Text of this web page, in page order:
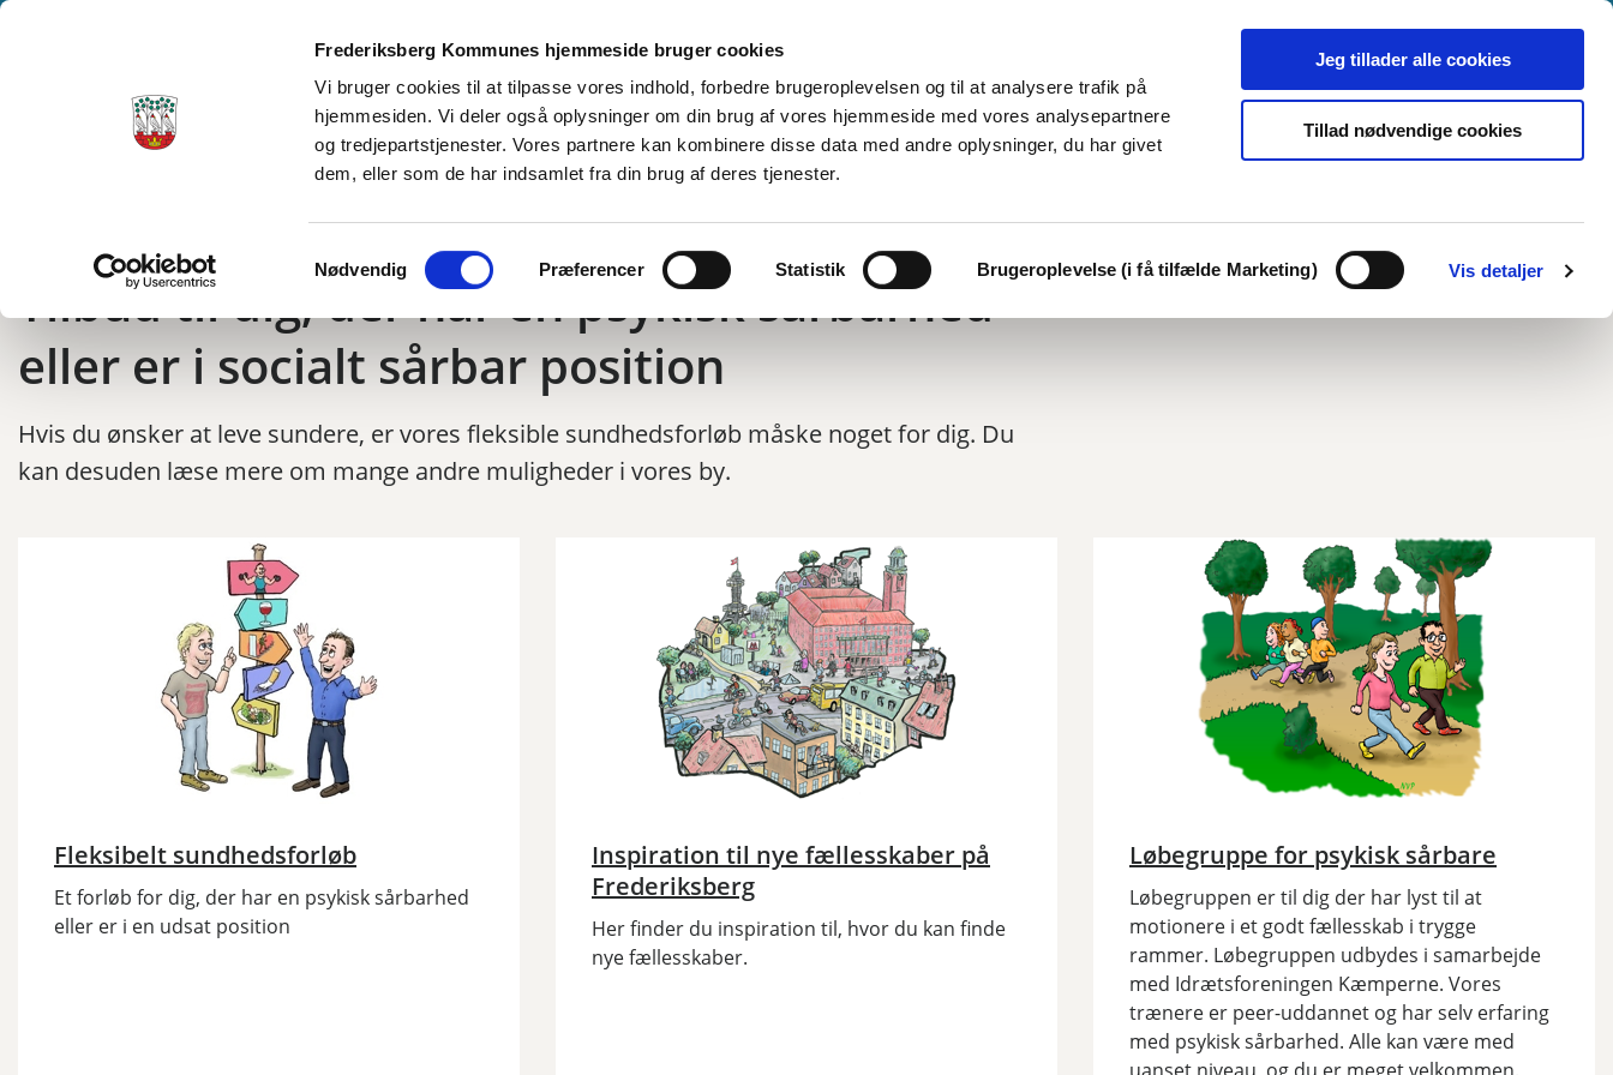
Frederiksberg Kommunes hjemmeside bruger cookies
Vi bruger cookies til at tilpasse vores indhold, forbedre brugeroplevelsen og til at analysere trafik på
hjemmesiden. Vi deler også oplysninger om din brug af vores hjemmeside med vores analysepartnere
og tredjepartstjenester. Vores partnere kan kombinere disse data med andre oplysninger, du har givet
dem, eller som de har indsamlet fra din brug af deres tjenester.
Nødvendig Præferencer Statistik Brugeroplevelse (i få tilfælde Marketing) Vis detaljer
Jeg tillader alle cookies
Tillad nødvendige cookies
Tilbud til dig, der har en psykisk sårbarhed
eller er i socialt sårbar position
Hvis du ønsker at leve sundere, er vores fleksible sundhedsforløb måske noget for dig. Du
kan desuden læse mere om mange andre muligheder i vores by.
Fleksibelt sundhedsforløb
Et forløb for dig, der har en psykisk sårbarhed
eller er i en udsat position
Inspiration til nye fællesskaber på
Frederiksberg
Her finder du inspiration til, hvor du kan finde
nye fællesskaber.
Løbegruppe for psykisk sårbare
Løbegruppen er til dig der har lyst til at
motionere i et godt fællesskab i trygge
rammer. Løbegruppen udbydes i samarbejde
med Idrætsforeningen Kæmperne. Vores
trænere er peer-uddannet og har selv erfaring
med psykisk sårbarhed. Alle kan være med